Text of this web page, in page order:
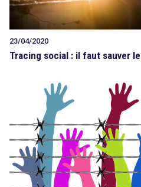
23/04/2020
Tracing social : il faut sauver